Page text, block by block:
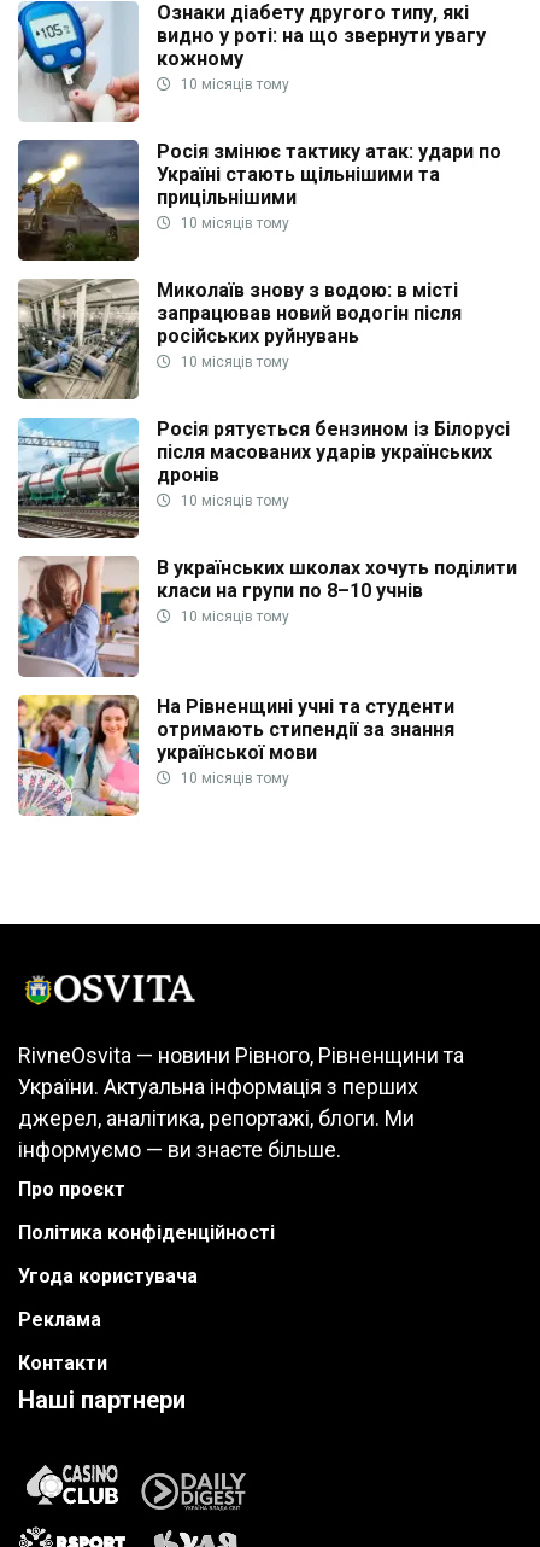
Ознаки діабету другого типу, які
видно у роті: на що звернути увагу
кожному
10 місяців тому
Росія змінює тактику атак: удари по
Україні стають щільнішими та
прицільнішими
10 місяців тому
Миколаїв знову з водою: в місті
запрацював новий водогін після
російських руйнувань
10 місяців тому
Росія рятується бензином із Білорусі
після масованих ударів українських
дронів
10 місяців тому
В українських школах хочуть поділити
класи на групи по 8–10 учнів
10 місяців тому
На Рівненщині учні та студенти
отримають стипендії за знання
української мови
10 місяців тому
RivneOsvita — новини Рівного, Рівненщини та
України. Актуальна інформація з перших
джерел, аналітика, репортажі, блоги. Ми
інформуємо — ви знаєте більше.
Про проєкт
Політика конфіденційності
Угода користувача
Реклама
Контакти
Наші партнери